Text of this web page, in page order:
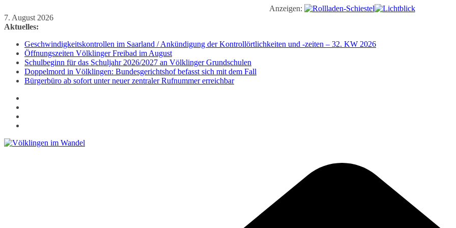
Anzeigen:
Zum
Inhalt
7. August 2026
Aktuelles:
Geschwindigkeitskontrollen im Saarland / Ankündigung der Kontrollörtlichkeiten und -zeiten – 32. KW 2026
Öffnungszeiten Völklinger Freibad im August
Schulbeginn für das Schuljahr 2026/2027 an Völklinger Grundschulen
Doppelmord in Völklingen: Bundesgerichtshof befasst sich mit dem Fall
Bürgerbüro ab sofort unter neuer zentraler Rufnummer erreichbar